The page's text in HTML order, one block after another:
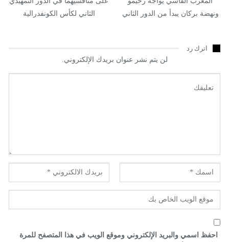
ونهضة بركان يبدأ من الدور الثاني
الثاني لكأس الكونفدرالية
اترك رد
لن يتم نشر عنوان بريدك الإلكتروني.
احفظ اسمي والبريد الإلكتروني وموقع الويب في هذا المتصفح للمرة